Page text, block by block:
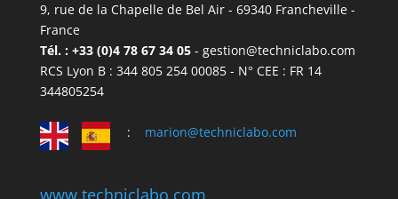
9, rue de la Chapelle de Bel Air - 69340 Francheville -
France
Tél. : +33 (0)4 78 67 34 05 - gestion@techniclabo.com
RCS Lyon B : 344 805 254 00085 - N° CEE : FR 14
344805254
: marion@techniclabo.com